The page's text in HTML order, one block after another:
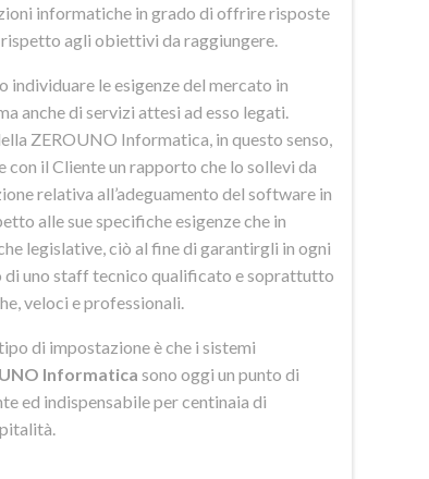
informatiche in grado di offrire risposte
agli obiettivi da raggiungere.
individuare le esigenze del mercato in
anche di servizi attesi ad esso legati.
ZEROUNO Informatica, in questo senso,
con il Cliente un rapporto che lo sollevi da
relativa all’adeguamento del software in
alle sue specifiche esigenze che in
legislative, ciò al fine di garantirgli in ogni
di uno staff tecnico qualificato e soprattutto
veloci e professionali.
di impostazione è che i sistemi
Informatica sono oggi un punto di
ed indispensabile per centinaia di